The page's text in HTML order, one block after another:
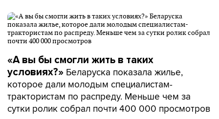
«А вы бы смогли жить в таких
условиях?» Беларуска показала жилье,
которое дали молодым специалистам-
трактористам по распреду. Меньше чем за
сутки ролик собрал почти 400 000 просмотров